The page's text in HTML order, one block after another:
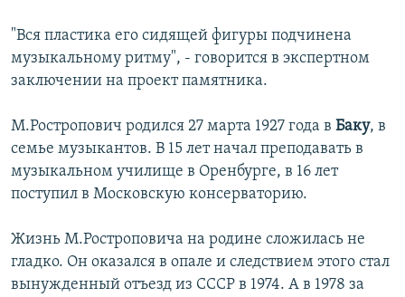
XƏBƏR BÜLLETENLƏRIMIZ
"Вся пластика его сидящей фигуры подчинена
музыкальному ритму", - говорится в экспертном
заключении на проект памятника.
М.Ростропович родился 27 марта 1927 года в Баку, в
семье музыкантов. В 15 лет начал преподавать в
музыкальном училище в Оренбурге, в 16 лет
поступил в Московскую консерваторию.
Жизнь М.Ростроповича на родине сложилась не
гладко. Он оказался в опале и следствием этого стал
вынужденный отъезд из СССР в 1974. А в 1978 за